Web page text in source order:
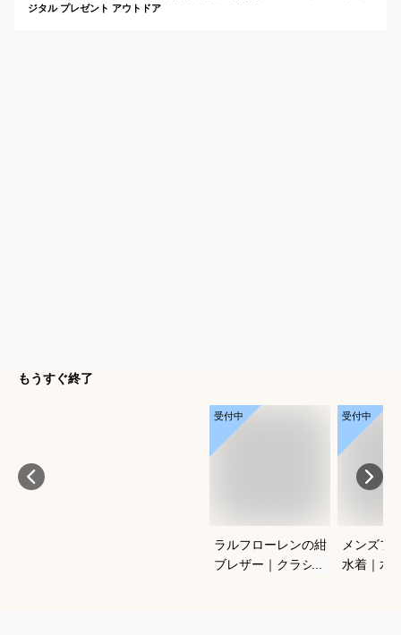
ジタル プレゼント アウトドア
もうすぐ終了
受付中
ラルフローレンの紺
ブレザー｜クラシッ
受付中
メンズフ
水着｜水